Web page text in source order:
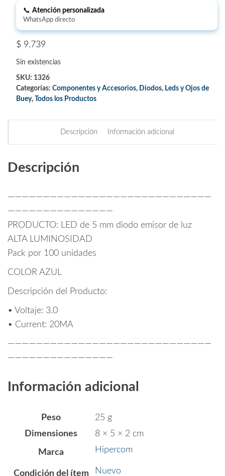
📞 Atención personalizada
WhatsApp directo
$9.739
Sin existencias
SKU: 1326
Categorías: Componentes y Accesorios, Diodos, Leds y Ojos de
Buey, Todos los Productos
Descripción Información adicional
Descripción
—————————————————————————————
———————————————
PRODUCTO: LED de 5 mm diodo emisor de luz
ALTA LUMINOSIDAD
Pack por 100 unidades
COLOR AZUL
Descripción del Producto:
• Voltaje: 3.0
• Current: 20MA
—————————————————————————————
———————————————
Información adicional
Peso
25 g
Dimensiones
8 × 5 × 2 cm
Marca Hipercom
Condición del ítem Nuevo